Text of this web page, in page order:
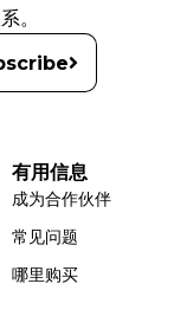
。
有用信息
成为合作伙伴
常见问题
哪里购买